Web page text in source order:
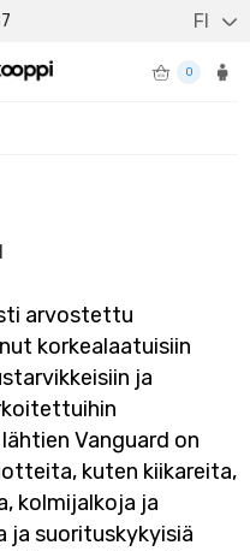
FI
0
arvostettu
korkealaatuisiin
ja
Vanguard on
kuten kiikareita,
kolmijalkoja ja
suorituskykyisiä